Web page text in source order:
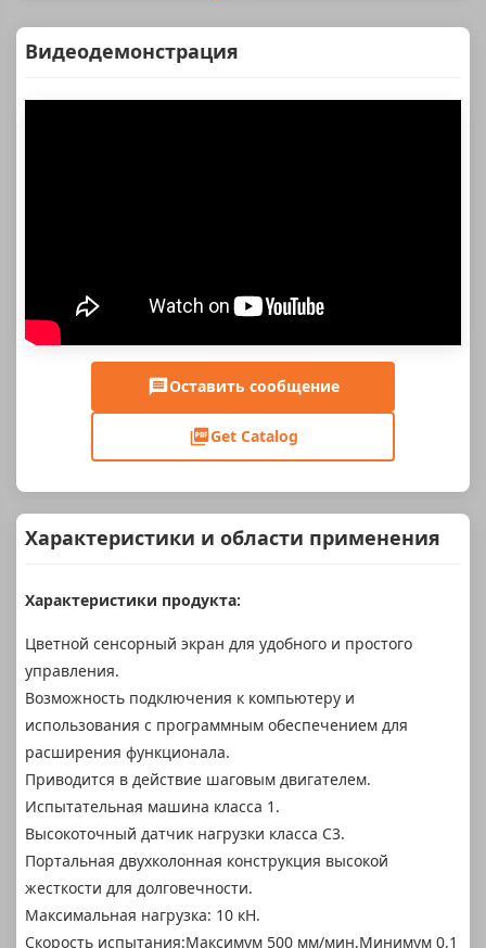
Видеодемонстрация
Оставить сообщение
Get Catalog
Характеристики и области применения
Характеристики продукта:
Цветной сенсорный экран для удобного и простого
управления.
Возможность подключения к компьютеру и
использования с программным обеспечением для
расширения функционала.
Приводится в действие шаговым двигателем.
Испытательная машина класса 1.
Высокоточный датчик нагрузки класса C3.
Портальная двухколонная конструкция высокой
жесткости для долговечности.
Максимальная нагрузка: 10 кН.
Скорость испытания:Максимум 500 мм/мин,Минимум 0,1